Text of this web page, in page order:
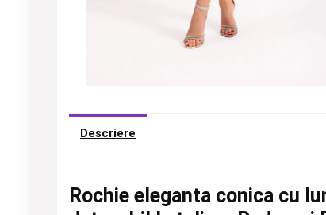
Descriere
Rochie eleganta conica cu